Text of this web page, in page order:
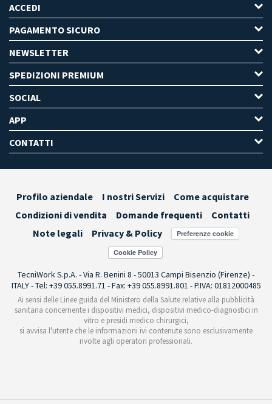
ACCEDI
PAGAMENTO SICURO
NEWSLETTER
SPEDIZIONI PREMIUM
SOCIAL
APP
CONTATTI
Profilo aziendale I nostri Servizi
Come acquistare
Condizioni di vendita
Domande frequenti
Contatti
Note legali
Privacy & Policy Preferenze cookie
TecniWork S.p.A. - Via R. Benini 8 - 50013 Campi Bisenzio (Firenze) -
ITALY - Tel: +39 055.8991.71 - Fax: +39 055.8991.801 - P.IVA: 01812000485
Ai sensi delle Linee guida del Ministero della Salute relative alla pubblicità
sanitaria concernente i dispositivi medici, dispositivi medico-diagnostici in
vitro e presidi medico chirurgici,
si avvisa l'utente che le informazioni ivi contenute sono esclusivamente
rivolte agli operatori professionali.